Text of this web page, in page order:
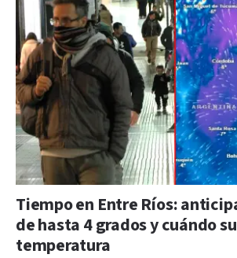
Tiempo en Entre Ríos:
de hasta 4 grados y cuándo
temperatura